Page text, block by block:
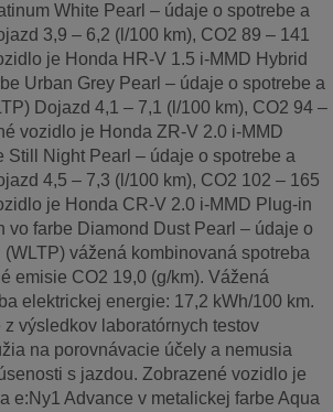
White Pearl – údaje o spotrebe a
3,9 – 6,2 (l/100 km), CO2 89 – 141
je Honda HR-V 1.5 i-MMD Hybrid
Urban Grey Pearl – údaje o spotrebe a
Dojazd 4,1 – 7,1 (l/100 km), CO2 94 –
vozidlo je Honda ZR-V 2.0 i-MMD
Still Night Pearl – údaje o spotrebe a
4,5 – 7,3 (l/100 km), CO2 102 – 165
je Honda CR-V 2.0 i-MMD Plug-in
vo farbe Diamond Dust Pearl – údaje o
vážená kombinovaná spotreba
emisie CO2 19,0 (g/km). Vážená
elektrickej energie: 17,2 kWh/100 km.
výsledkov laboratórnych testov
na porovnávacie účely a nemusia
s jazdou. Zobrazené vozidlo je
e:Ny1 Advance v metalickej farbe Aqua